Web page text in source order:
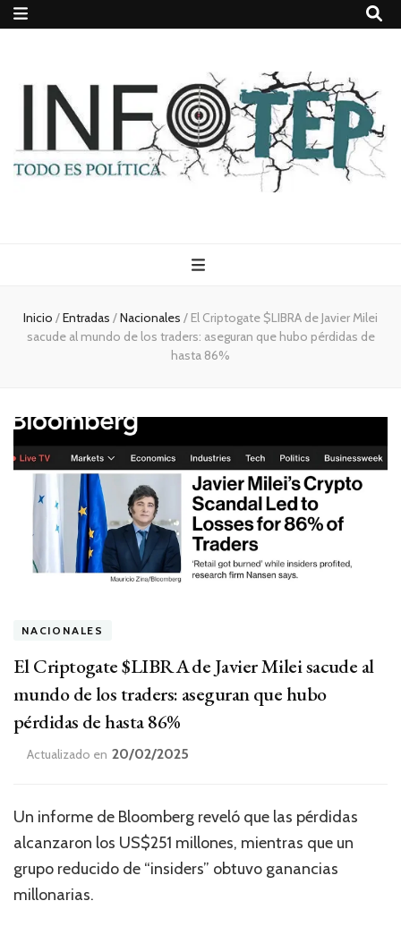
Todo es
(rosca)
política
Inicio /Entradas /Nacionales / El Criptogate $LIBRA de Javier Milei
sacude al mundo de los traders: aseguran que hubo pérdidas de
hasta 86%
NACIONALES
El Criptogate $LIBRA de Javier Milei sacude al
mundo de los traders: aseguran que hubo
pérdidas de hasta 86%
Actualizado en 20/02/2025
Un informe de Bloomberg reveló que las pérdidas
alcanzaron los US$251 millones, mientras que un
grupo reducido de “insiders” obtuvo ganancias
millonarias.